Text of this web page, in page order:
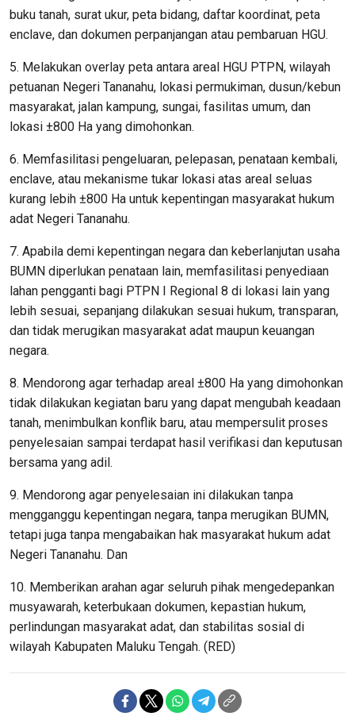
buku tanah, surat ukur, peta bidang, daftar koordinat, peta
enclave, dan dokumen perpanjangan atau pembaruan HGU.
5. Melakukan overlay peta antara areal HGU PTPN, wilayah
petuanan Negeri Tananahu, lokasi permukiman, dusun/kebun
masyarakat, jalan kampung, sungai, fasilitas umum, dan
lokasi ±800 Ha yang dimohonkan.
6. Memfasilitasi pengeluaran, pelepasan, penataan kembali,
enclave, atau mekanisme tukar lokasi atas areal seluas
kurang lebih ±800 Ha untuk kepentingan masyarakat hukum
adat Negeri Tananahu.
7. Apabila demi kepentingan negara dan keberlanjutan usaha
BUMN diperlukan penataan lain, memfasilitasi penyediaan
lahan pengganti bagi PTPN I Regional 8 di lokasi lain yang
lebih sesuai, sepanjang dilakukan sesuai hukum, transparan,
dan tidak merugikan masyarakat adat maupun keuangan
negara.
8. Mendorong agar terhadap areal ±800 Ha yang dimohonkan
tidak dilakukan kegiatan baru yang dapat mengubah keadaan
tanah, menimbulkan konflik baru, atau mempersulit proses
penyelesaian sampai terdapat hasil verifikasi dan keputusan
bersama yang adil.
9. Mendorong agar penyelesaian ini dilakukan tanpa
mengganggu kepentingan negara, tanpa merugikan BUMN,
tetapi juga tanpa mengabaikan hak masyarakat hukum adat
Negeri Tananahu. Dan
10. Memberikan arahan agar seluruh pihak mengedepankan
musyawarah, keterbukaan dokumen, kepastian hukum,
perlindungan masyarakat adat, dan stabilitas sosial di
wilayah Kabupaten Maluku Tengah. (RED)